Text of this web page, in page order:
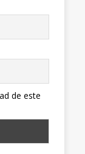
de este